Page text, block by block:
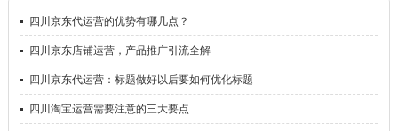
四川 京东代运营的优势有哪几点？
四川 京东店铺运营，产品推广引流全解
四川 京东代运营：标题做好以后要如何优化标题
四川 淘宝运营需要注意的三大要点